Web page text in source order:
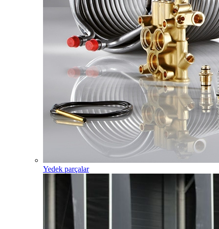
Yedek parçalar